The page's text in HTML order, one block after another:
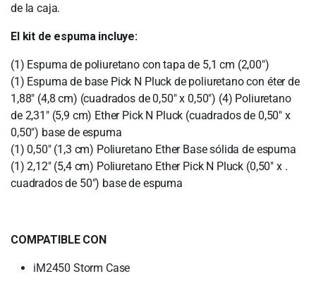
de la caja.
El kit de espuma incluye:
(1) Espuma de poliuretano con tapa de 5,1 cm (2,00″)
(1) Espuma de base Pick N Pluck de poliuretano con éter de
1,88″ (4,8 cm) (cuadrados de 0,50″ x 0,50″) (4) Poliuretano
de 2,31″ (5,9 cm) Ether Pick N Pluck (cuadrados de 0,50″ x
0,50″) base de espuma
(1) 0,50″ (1,3 cm) Poliuretano Ether Base sólida de espuma
(1) 2,12″ (5,4 cm) Poliuretano Ether Pick N Pluck (0,50″ x .
cuadrados de 50″) base de espuma
COMPATIBLE CON
iM2450 Storm Case